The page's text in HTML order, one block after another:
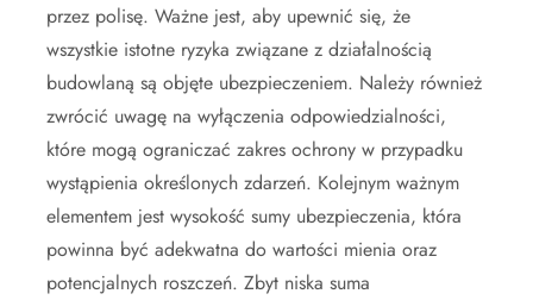
przez polisę. Ważne jest, aby upewnić się, że
wszystkie istotne ryzyka związane z działalnością
budowlaną są objęte ubezpieczeniem. Należy również
zwrócić uwagę na wyłączenia odpowiedzialności,
które mogą ograniczać zakres ochrony w przypadku
wystąpienia określonych zdarzeń. Kolejnym ważnym
elementem jest wysokość sumy ubezpieczenia, która
powinna być adekwatna do wartości mienia oraz
potencjalnych roszczeń. Zbyt niska suma